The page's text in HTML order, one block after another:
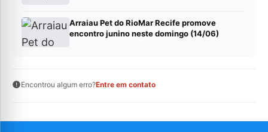
Arraiau Pet do RioMar Recife promove
encontro junino neste domingo (14/06)
Encontrou algum erro?Entre em contato